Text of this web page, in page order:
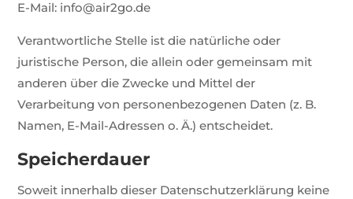
E-Mail: info@air2go.de
Verantwortliche Stelle ist die natürliche oder
juristische Person, die allein oder gemeinsam mit
anderen über die Zwecke und Mittel der
Verarbeitung von personenbezogenen Daten (z. B.
Namen, E-Mail-Adressen o. Ä.) entscheidet.
Speicherdauer
Soweit innerhalb dieser Datenschutzerklärung keine